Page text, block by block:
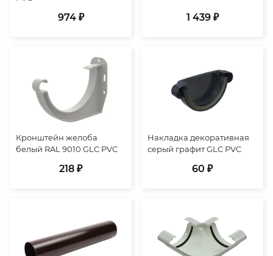
974 ₽ 1 439 ₽
Кронштейн желоба
белый RAL 9010 GLC PVC
218 ₽
Накладка декоративная
серый графит GLC PVC
60 ₽